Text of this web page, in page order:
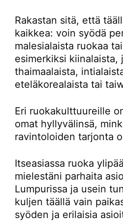
Rakastan sitä, että
kaikkea: voin syödä
malesialaista ruokaa
esimerkiksi kiinalaista,
thaimaalaista,
eteläkorealaista tai
Eri ruokakulttuureille
omat hyllyvälinsä,
ravintoloiden tarjonta
Itseasiassa ruoka
mielestäni parhaita
Lumpurissa ja usein
kuljen täällä vain
syöden ja erilaisia